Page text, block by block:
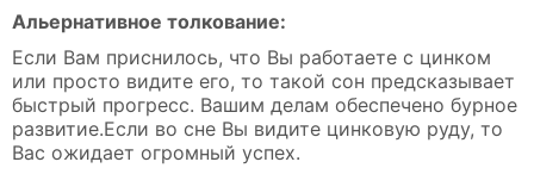
Альернативное толкование:
Если Вам приснилось, что Вы работаете с цинком
или просто видите его, то такой сон предсказывает
быстрый прогресс. Вашим делам обеспечено бурное
развитие.Если во сне Вы видите цинковую руду, то
Вас ожидает огромный успех.